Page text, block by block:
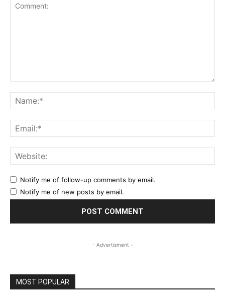
Notify me of follow-up comments by email.
Notify me of new posts by email.
- Advertisment -
MOST POPULAR